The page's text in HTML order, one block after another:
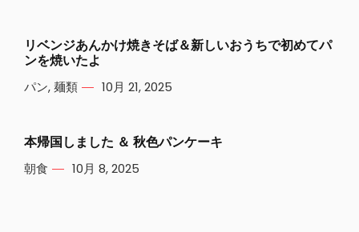
リベンジあんかけ焼きそば＆新しいおうちで初めてパ
ンを焼いたよ
パン,麺類 10月 21, 2025
本帰国しました ＆ 秋色パンケーキ
朝食 10月 8, 2025